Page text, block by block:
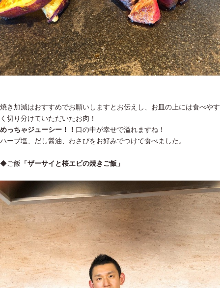
焼き加減はおすすめでお願いしますとお伝えし、お皿の上には食べやす
く切り分けていただいたお肉！
めっちゃジューシー！！ 口の中が幸せで溢れますね！
ハーブ塩、だし醤油、わさびをお好みでつけて食べました。
◆ご飯 「ザーサイと桜エビの焼きご飯」